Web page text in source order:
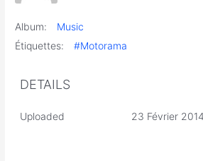
Album:
Music
Étiquettes:
#Motorama
DETAILS
Uploaded 23 Février 2014